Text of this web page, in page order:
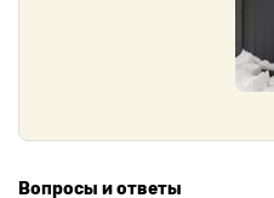
Вопросы и ответы